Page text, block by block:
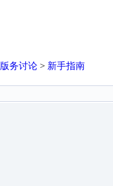
版务讨论 > 新手指南